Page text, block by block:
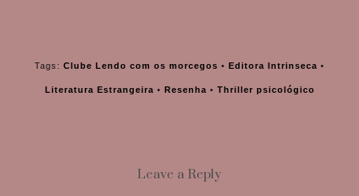
Tags: Clube Lendo com os morcegos • Editora Intrinseca •
Literatura Estrangeira • Resenha • Thriller psicológico
Leave a Reply